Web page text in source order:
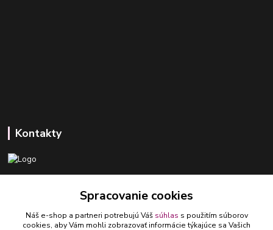
Kontakty
ledlumar@ledlumar.sk
Spracovanie cookies
Náš e-shop a partneri potrebujú Váš súhlas s použitím súborov
cookies, aby Vám mohli zobrazovať informácie týkajúce sa Vašich